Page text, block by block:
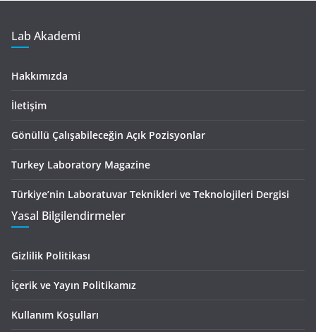
Lab Akademi
Hakkımızda
İletişim
Gönüllü Çalışabileceğin Açık Pozisyonlar
Turkey Laboratory Magazine
Türkiye’nin Laboratuvar Teknikleri ve Teknolojileri Dergisi
Yasal Bilgilendirmeler
Gizlilik Politikası
İçerik ve Yayın Politikamız
Kullanım Koşulları